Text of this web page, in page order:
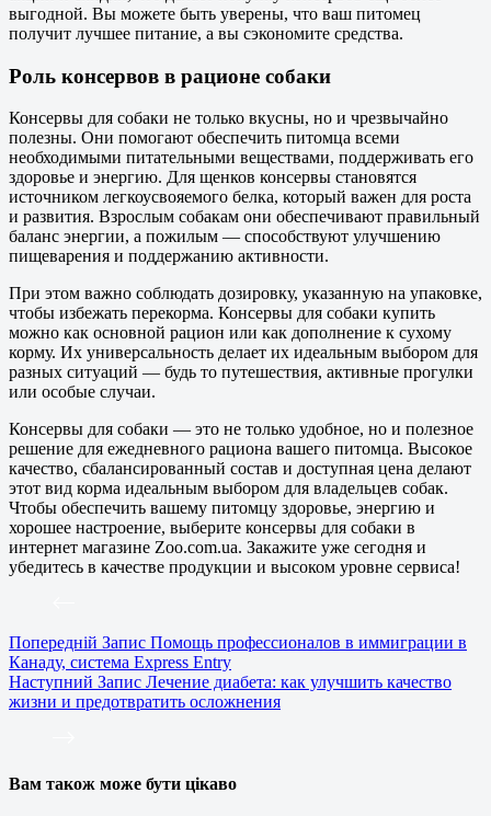
выгодной. Вы можете быть уверены, что ваш питомец
получит лучшее питание, а вы сэкономите средства.
Роль консервов в рационе собаки
Консервы для собаки не только вкусны, но и чрезвычайно
полезны. Они помогают обеспечить питомца всеми
необходимыми питательными веществами, поддерживать его
здоровье и энергию. Для щенков консервы становятся
источником легкоусвояемого белка, который важен для роста
и развития. Взрослым собакам они обеспечивают правильный
баланс энергии, а пожилым — способствуют улучшению
пищеварения и поддержанию активности.
При этом важно соблюдать дозировку, указанную на упаковке,
чтобы избежать перекорма. Консервы для собаки купить
можно как основной рацион или как дополнение к сухому
корму. Их универсальность делает их идеальным выбором для
разных ситуаций — будь то путешествия, активные прогулки
или особые случаи.
Консервы для собаки — это не только удобное, но и полезное
решение для ежедневного рациона вашего питомца. Высокое
качество, сбалансированный состав и доступная цена делают
этот вид корма идеальным выбором для владельцев собак.
Чтобы обеспечить вашему питомцу здоровье, энергию и
хорошее настроение, выберите консервы для собаки в
интернет магазине Zoo.com.ua. Закажите уже сегодня и
убедитесь в качестве продукции и высоком уровне сервиса!
Попередній Запис Помощь профессионалов в иммиграции в
Канаду, система Express Entry
Наступний Запис Лечение диабета: как улучшить качество
жизни и предотвратить осложнения
Вам також може бути цікаво